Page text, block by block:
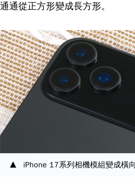
通通從正方形變成長方形。
iPhone 17系列相機模組變成橫